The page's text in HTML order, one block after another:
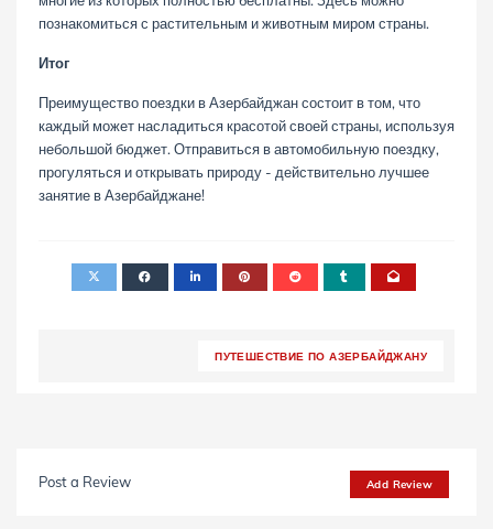
познакомиться с растительным и животным миром страны.
Итог
Преимущество поездки в Азербайджан состоит в том, что
каждый может насладиться красотой своей страны, используя
небольшой бюджет. Отправиться в автомобильную поездку,
прогуляться и открывать природу - действительно лучшее
занятие в Азербайджане!
ПУТЕШЕСТВИЕ ПО АЗЕРБАЙДЖАНУ
Post a Review Add Review